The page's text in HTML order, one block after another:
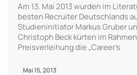
Am 13. Mai 2013 wurden im
besten Recruiter Deutschlands
Studieninitiator Markus Gruber
Christoph Beck kürten im
Preisverleihung die „Career’s
Mai 15, 2013